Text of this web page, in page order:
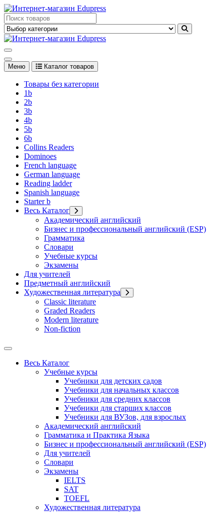
Перейти
к
содержимому
Edupress Uzbekistan, Edupress Узбекистан, книги, учебники на
английском языке
английском языке
Меню Каталог товаров
Товары без категории
1b
2b
3b
4b
5b
6b
Collins Readers
Dominoes
French language
German language
Reading ladder
Spanish language
Starter b
Весь Каталог
Академический английский
Бизнес и профессиональный английский (ESP)
Грамматика
Словари
Учебные курсы
Экзамены
Для учителей
Предметный английский
Художественная литература
Classic literature
Graded Readers
Modern literature
Non-fiction
Весь Каталог
Учебные курсы
Учебники для детских садов
Учебники для начальных классов
Учебники для средних классов
Учебники для старших классов
Учебники для ВУЗов, для взрослых
Академический английский
Грамматика и Практика Языка
Бизнес и профессиональный английский (ESP)
Для учителей
Словари
Экзамены
IELTS
SAT
TOEFL
Художественная литература